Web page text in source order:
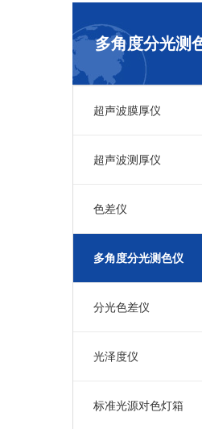
多角度分光测
超声波膜厚仪
超声波测厚仪
色差仪
多角度分光测色仪
分光色差仪
光泽度仪
标准光源对色灯箱